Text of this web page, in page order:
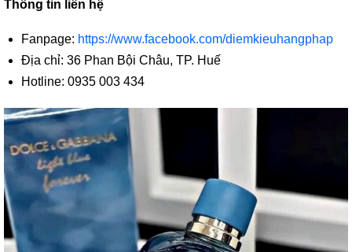
Thông tin liên hệ
Fanpage: https://www.facebook.com/diemkieuhangphap
Địa chỉ: 36 Phan Bội Châu, TP. Huế
Hotline: 0935 003 434